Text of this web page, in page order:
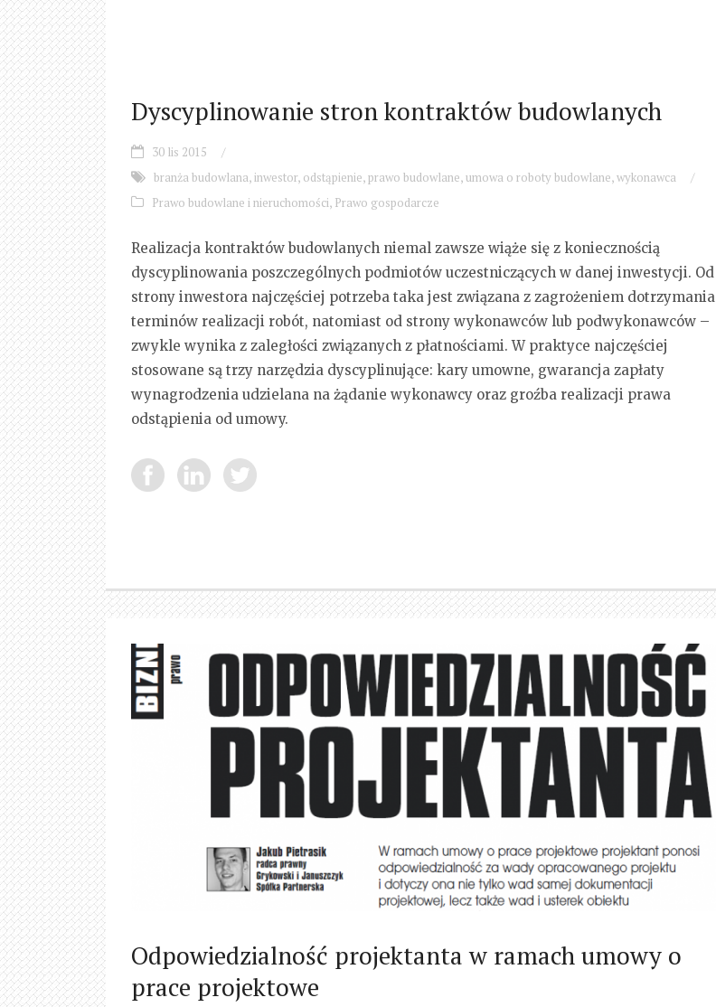
Dyscyplinowanie stron kontraktów budowlanych
30 lis 2015
/
branża budowlana,inwestor, odstąpienie,prawo budowlane,umowa o roboty budowlane,wykonawca
/
Prawo budowlane i nieruchomości, Prawo gospodarcze
Realizacja kontraktów budowlanych niemal zawsze wiąże się z koniecznością
dyscyplinowania poszczególnych podmiotów uczestniczących w danej inwestycji. Od
strony inwestora najczęściej potrzeba taka jest związana z zagrożeniem dotrzymania
terminów realizacji robót, natomiast od strony wykonawców lub podwykonawców –
zwykle wynika z zaległości związanych z płatnościami. W praktyce najczęściej
stosowane są trzy narzędzia dyscyplinujące: kary umowne, gwarancja zapłaty
wynagrodzenia udzielana na żądanie wykonawcy oraz groźba realizacji prawa
odstąpienia od umowy.
Odpowiedzialność projektanta w ramach umowy o
prace projektowe